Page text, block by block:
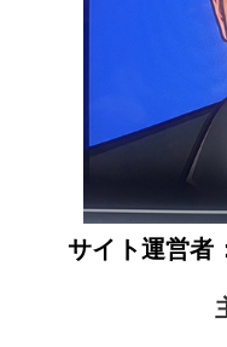
サイト運営者